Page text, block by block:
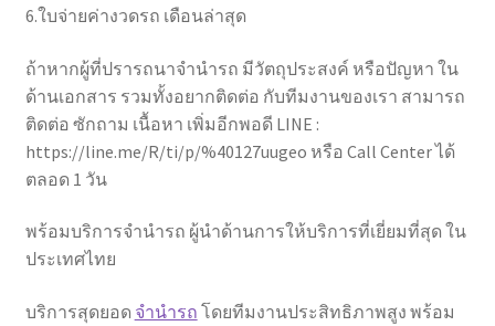
6.ใบจ่ายค่างวดรถ เดือนล่าสุด
ถ้าหากผู้ที่ปรารถนาจำนำรถ มีวัตถุประสงค์ หรือปัญหา ใน
ด้านเอกสาร รวมทั้งอยากติดต่อ กับทีมงานของเรา สามารถ
ติดต่อ ซักถาม เนื้อหา เพิ่มอีกพอดี LINE :
https://line.me/R/ti/p/%40127uugeo หรือ Call Center ได้
ตลอด 1 วัน
พร้อมบริการจำนำรถ ผู้นำด้านการให้บริการที่เยี่ยมที่สุด ใน
ประเทศไทย
บริการสุดยอด จำนำรถ โดยทีมงานประสิทธิภาพสูง พร้อม